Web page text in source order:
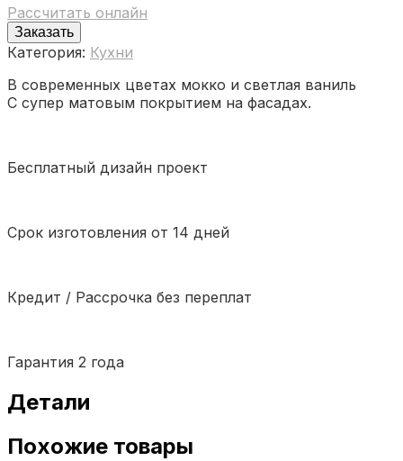
Рассчитать онлайн
Заказать
Категория: Кухни
В современных цветах мокко и светлая ваниль
С супер матовым покрытием на фасадах.
Бесплатный дизайн проект
Срок изготовления от 14 дней
Кредит / Рассрочка без переплат
Гарантия 2 года
Детали
Похожие товары